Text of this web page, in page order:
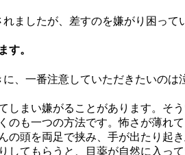
ましたが、差すのを嫌がり困って
す。
、一番注意していただきたいの
まい嫌がることがあります。そ
のも一つの方法です。怖さが薄れ
頭を両足で挟み、手が出たり起
してもらうと、目薬が自然に入っ